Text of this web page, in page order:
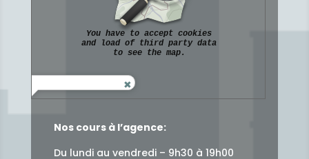
Nos cours à l’agence:
Du lundi au vendredi – 9h30 à 19h00